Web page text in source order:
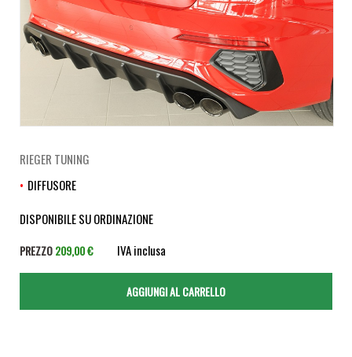
RIEGER TUNING
DIFFUSORE
DISPONIBILE SU ORDINAZIONE
PREZZO209,00 € IVA inclusa